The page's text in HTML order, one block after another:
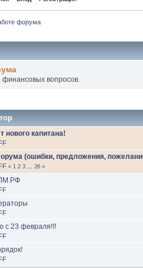
форума
вопросов.
нового капитана!
(ошибки, предложения,
« 1 2 3 ... 26 »
с 23 февраля!!!